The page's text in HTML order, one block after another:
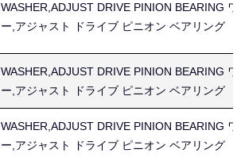
WASHER,ADJUST DRIVE PINION BEARING
ー,アジャスト ドライブ ピニオン ベアリング
WASHER,ADJUST DRIVE PINION BEARING
ー,アジャスト ドライブ ピニオン ベアリング
WASHER,ADJUST DRIVE PINION BEARING
ー,アジャスト ドライブ ピニオン ベアリング